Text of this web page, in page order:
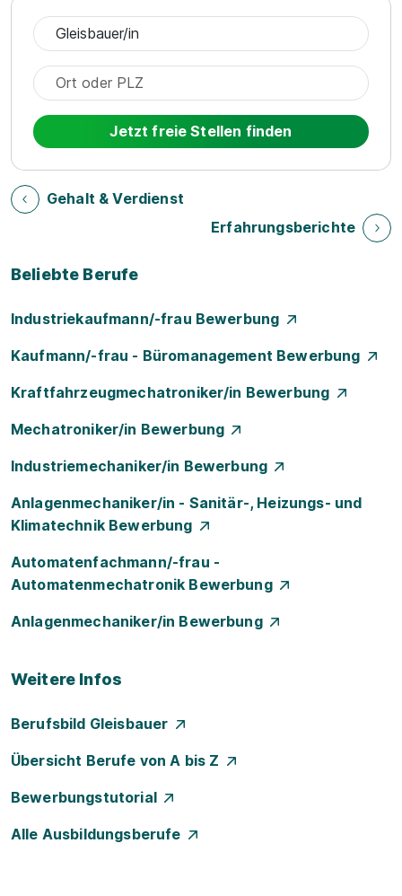
Jetzt freie Stellen finden
Gehalt & Verdienst
Erfahrungsberichte
Beliebte Berufe
Industriekaufmann/-frau Bewerbung
Kaufmann/-frau - Büromanagement Bewerbung
Kraftfahrzeugmechatroniker/in Bewerbung
Mechatroniker/in Bewerbung
Industriemechaniker/in Bewerbung
Anlagenmechaniker/in - Sanitär-, Heizungs- und
Klimatechnik Bewerbung
Automatenfachmann/-frau -
Automatenmechatronik Bewerbung
Anlagenmechaniker/in Bewerbung
Weitere Infos
Berufsbild Gleisbauer
Übersicht Berufe von A bis Z
Bewerbungstutorial
Alle Ausbildungsberufe